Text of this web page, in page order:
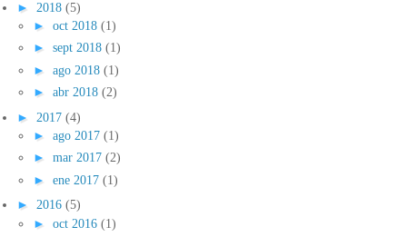
► 2018 (5)
► oct 2018 (1)
► sept 2018 (1)
► ago 2018 (1)
► abr 2018 (2)
► 2017 (4)
► ago 2017 (1)
► mar 2017 (2)
► ene 2017 (1)
► 2016 (5)
► oct 2016 (1)